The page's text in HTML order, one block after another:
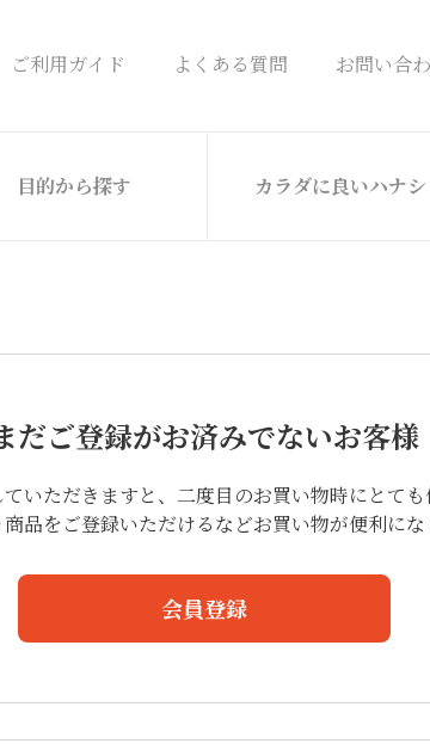
ご利用ガイド よくある質問 お問い合
目的から探す カラダに良いハナシ
だご登録がお済みでないお客様
いただきますと、二度目のお買い物時にとても
品をご登録いただけるなどお買い物が便利にな
会員登録